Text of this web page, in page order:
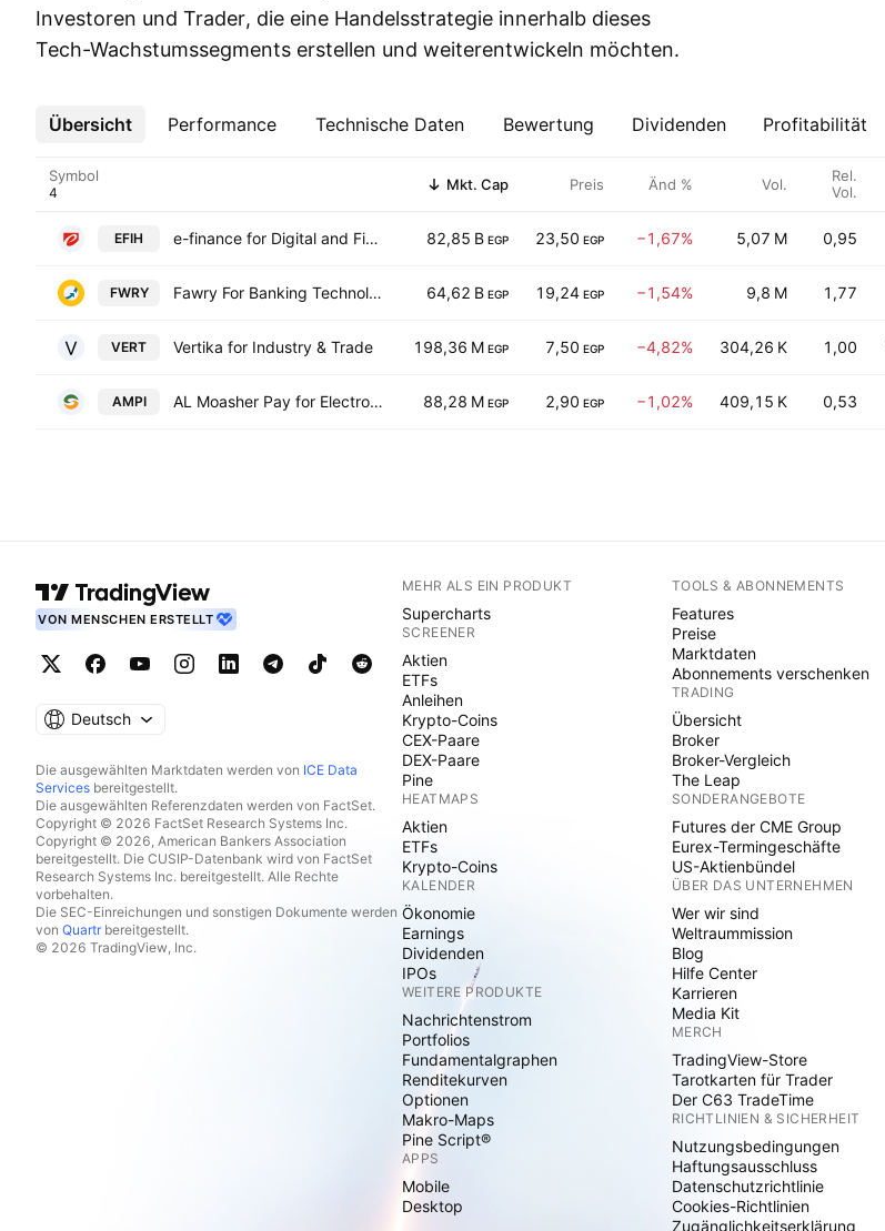
Investoren und Trader, die eine Handelsstrategie innerhalb dieses
Tech-Wachstumssegments erstellen und weiterentwickeln möchten.
Übersicht Performance Technische Daten Bewertung Dividenden Profitabilität
Mehr
Symbol Mkt. Cap Preis Änd % Vol.
Rel.
Vol.
EFIH e-finance for Digital and Financial Investments S.A.E. 82,85 B EGP 23,50 EGP −1,67% 5,07 M 0,95
FWRY Fawry For Banking Technology And Electronic Payment 64,62 B EGP 19,24 EGP −1,54% 9,8 M 1,77
VERT Vertika for Industry & Trade 198,36 M EGP 7,50 EGP −4,82% 304,26 K 1,00
AMPI AL Moasher Pay for Electronic Payment and Collection (S.A.E) 88,28 M EGP 2,90 EGP −1,02% 409,15 K 0,53
VON MENSCHEN ERSTELLT
Deutsch
Die ausgewählten Marktdaten werden von ICE Data
Services bereitgestellt.
Die ausgewählten Referenzdaten werden von FactSet.
Copyright © 2026 FactSet Research Systems Inc.
Copyright © 2026, American Bankers Association
bereitgestellt. Die CUSIP-Datenbank wird von FactSet
Research Systems Inc. bereitgestellt. Alle Rechte
vorbehalten.
Die SEC-Einreichungen und sonstigen Dokumente werden
von Quartrbereitgestellt.
© 2026 TradingView, Inc.
MEHR ALS EIN PRODUKT
Supercharts
SCREENER
Aktien
ETFs
Anleihen
Krypto-Coins
CEX-Paare
DEX-Paare
Pine
HEATMAPS
Aktien
ETFs
Krypto-Coins
KALENDER
Ökonomie
Earnings
Dividenden
IPOs
WEITERE PRODUKTE
Nachrichtenstrom
Portfolios
Fundamentalgraphen
Renditekurven
Optionen
Makro-Maps
Pine Script®
APPS
Mobile
Desktop
TOOLS & ABONNEMENTS
Features
Preise
Marktdaten
Abonnements verschenken
TRADING
Übersicht
Broker
Broker-Vergleich
The Leap
SONDERANGEBOTE
Futures der CME Group
Eurex-Termingeschäfte
US-Aktienbündel
ÜBER DAS UNTERNEHMEN
Wer wir sind
Weltraummission
Blog
Hilfe Center
Karrieren
Media Kit
MERCH
TradingView-Store
Tarotkarten für Trader
Der C63 TradeTime
RICHTLINIEN & SICHERHEIT
Nutzungsbedingungen
Haftungsausschluss
Datenschutzrichtlinie
Cookies-Richtlinien
Zugänglichkeitserklärung